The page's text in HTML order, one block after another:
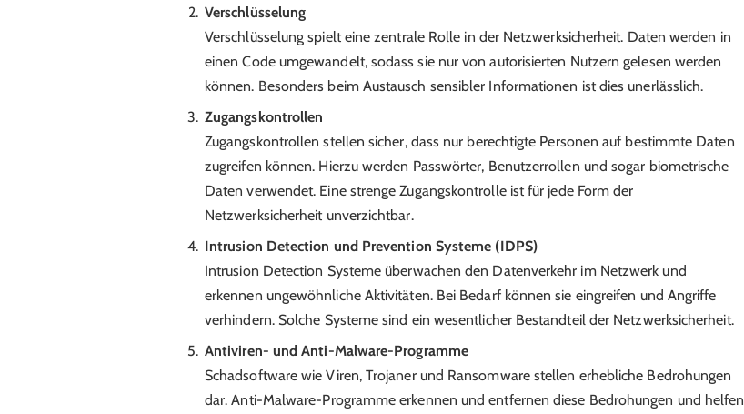
Verschlüsselung
Verschlüsselung spielt eine zentrale Rolle in der Netzwerksicherheit. Daten werden in
einen Code umgewandelt, sodass sie nur von autorisierten Nutzern gelesen werden
können. Besonders beim Austausch sensibler Informationen ist dies unerlässlich.
Zugangskontrollen
Zugangskontrollen stellen sicher, dass nur berechtigte Personen auf bestimmte Daten
zugreifen können. Hierzu werden Passwörter, Benutzerrollen und sogar biometrische
Daten verwendet. Eine strenge Zugangskontrolle ist für jede Form der
Netzwerksicherheit unverzichtbar.
Intrusion Detection und Prevention Systeme (IDPS)
Intrusion Detection Systeme überwachen den Datenverkehr im Netzwerk und
erkennen ungewöhnliche Aktivitäten. Bei Bedarf können sie eingreifen und Angriffe
verhindern. Solche Systeme sind ein wesentlicher Bestandteil der Netzwerksicherheit.
Antiviren- und Anti-Malware-Programme
Schadsoftware wie Viren, Trojaner und Ransomware stellen erhebliche Bedrohungen
dar. Anti-Malware-Programme erkennen und entfernen diese Bedrohungen und helfen